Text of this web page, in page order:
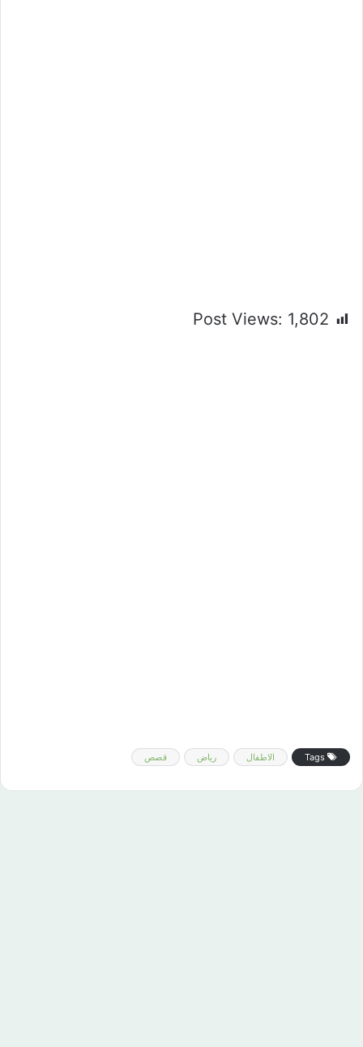
Post Views: 1,802
الاطفال رياض قصص